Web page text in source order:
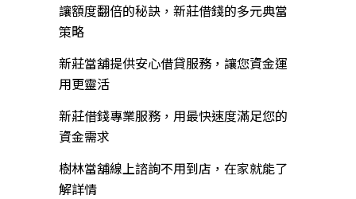
讓額度翻倍的秘訣，新莊借錢的多元典當
策略
新莊當舖提供安心借貸服務，讓您資金運
用更靈活
新莊借錢專業服務，用最快速度滿足您的
資金需求
樹林當舖線上諮詢不用到店，在家就能了
解詳情